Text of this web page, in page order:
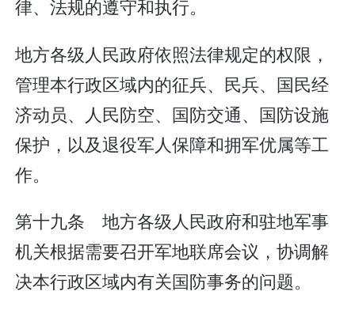
律、法规的遵守和执行。
地方各级人民政府依照法律规定的权限，
管理本行政区域内的征兵、民兵、国民经
济动员、人民防空、国防交通、国防设施
保护，以及退役军人保障和拥军优属等工
作。
第十九条 地方各级人民政府和驻地军事
机关根据需要召开军地联席会议，协调解
决本行政区域内有关国防事务的问题。